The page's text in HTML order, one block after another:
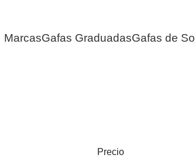
MarcasGafas GraduadasGafas de Sol
Precio